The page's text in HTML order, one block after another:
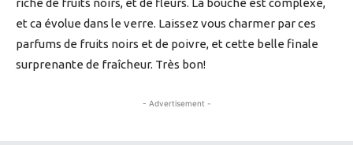
et ca évolue dans le verre. Laissez vous charmer par ces
parfums de fruits noirs et de poivre, et cette belle finale
surprenante de fraîcheur. Très bon!
- Advertisement -